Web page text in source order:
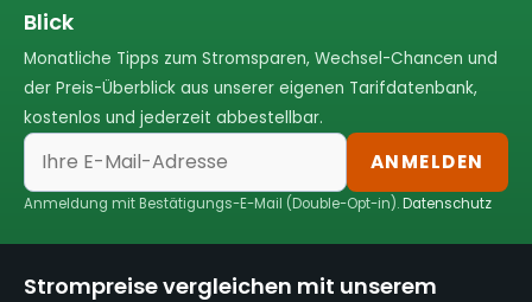
Blick
Monatliche Tipps zum Stromsparen, Wechsel-Chancen und
der Preis-Überblick aus unserer eigenen Tarifdatenbank,
kostenlos und jederzeit abbestellbar.
ANMELDEN
Anmeldung mit Bestätigungs-E-Mail (Double-Opt-in).Datenschutz
Strompreise vergleichen mit unserem